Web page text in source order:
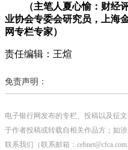
（主笔人夏心愉：财经
业协会专委会研究员，上海
网专栏专家）
责任编辑：王煊
免责声明：
电子银行网发布的专栏、投稿以及征
于作者投稿或转载自相关作品方；如
联系我们（联系邮箱：